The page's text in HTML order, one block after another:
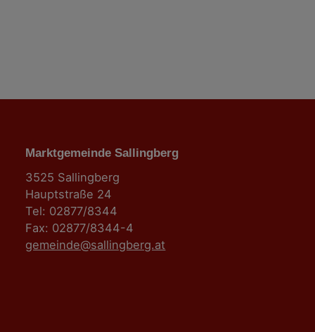
Marktgemeinde Sallingberg
3525 Sallingberg
Hauptstraße 24
Tel: 02877/8344
Fax: 02877/8344-4
gemeinde@sallingberg.at